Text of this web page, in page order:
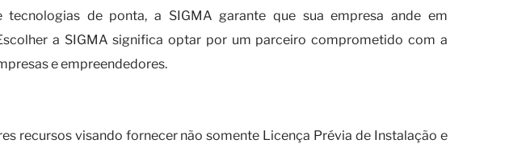
de ponta, a SIGMA garante que sua empresa ande em
a SIGMA significa optar por um parceiro comprometido com a
e empreendedores.
recursos visando fornecer não somente Licença Prévia de Instalação e